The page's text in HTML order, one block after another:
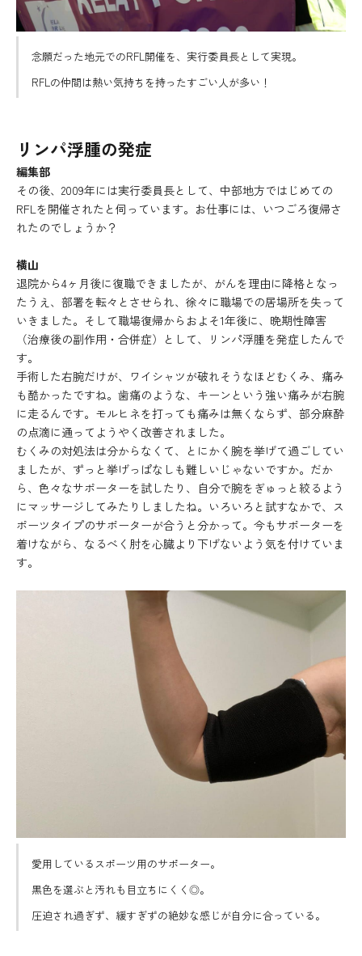
念願だった地元でのRFL開催を、実行委員長として実現。
RFLの仲間は熱い気持ちを持ったすごい人が多い！
リンパ浮腫の発症
編集部
その後、2009年には実行委員長として、中部地方ではじめての
RFLを開催されたと伺っています。お仕事には、いつごろ復帰さ
れたのでしょうか？
横山
退院から4ヶ月後に復職できましたが、がんを理由に降格となっ
たうえ、部署を転々とさせられ、徐々に職場での居場所を失って
いきました。そして職場復帰からおよそ1年後に、晩期性障害
（治療後の副作用・合併症）として、リンパ浮腫を発症したんで
す。
手術した右腕だけが、ワイシャツが破れそうなほどむくみ、痛み
も酷かったですね。歯痛のような、キーンという強い痛みが右腕
に走るんです。モルヒネを打っても痛みは無くならず、部分麻酔
の点滴に通ってようやく改善されました。
むくみの対処法は分からなくて、とにかく腕を挙げて過ごしてい
ましたが、ずっと挙げっぱなしも難しいじゃないですか。だか
ら、色々なサポーターを試したり、自分で腕をぎゅっと絞るよう
にマッサージしてみたりしましたね。いろいろと試すなかで、ス
ポーツタイプのサポーターが合うと分かって。今もサポーターを
着けながら、なるべく肘を心臓より下げないよう気を付けていま
す。
愛用しているスポーツ用のサポーター。
黒色を選ぶと汚れも目立ちにくく◎。
圧迫され過ぎず、緩すぎずの絶妙な感じが自分に合っている。